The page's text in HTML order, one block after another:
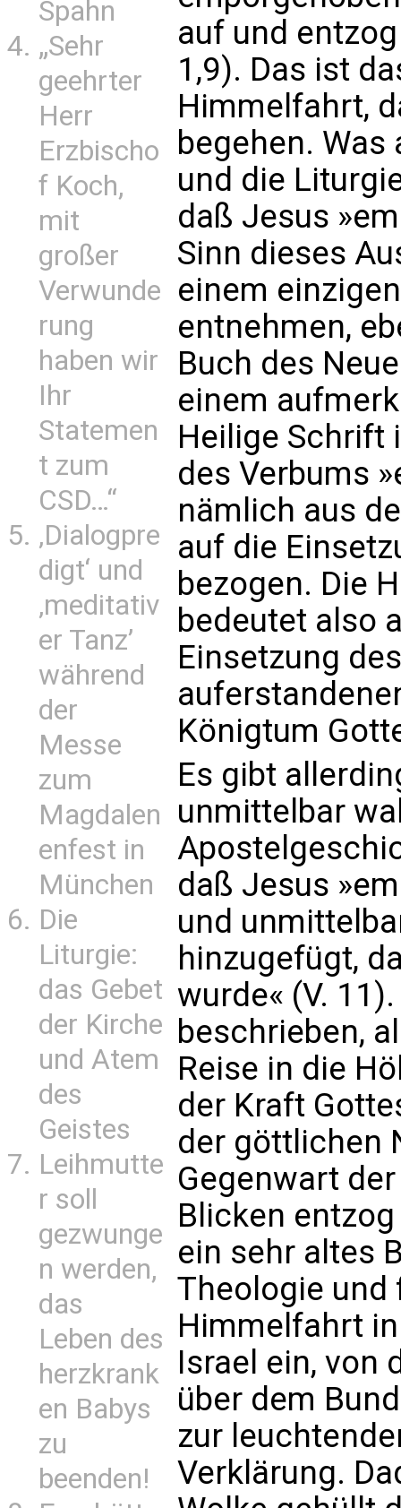
Spahn
„Sehr
geehrter
Herr
Erzbischo
f Koch,
mit
großer
Verwunde
rung
haben wir
Ihr
Statemen
t zum
CSD…“
‚Dialogpre
digt‘ und
‚meditativ
er Tanz’
während
der
Messe
zum
Magdalen
enfest in
München
Die
Liturgie:
das Gebet
der Kirche
und Atem
des
Geistes
Leihmutte
r soll
gezwunge
n werden,
das
Leben des
herzkrank
en Babys
zu
beenden!
auf und
1,9). Das ist
Himmelfahrt,
begehen.
und die
daß Jesus
Sinn dieses
einem
entnehmen,
Buch des
einem
Heilige Schrift
des Verbums
nämlich aus
auf die
bezogen. Die
bedeutet also
Einsetzung
Königtum
Es gibt
unmittelbar
daß Jesus
und
hinzugefügt,
wurde« (V.
beschrieben,
Reise in die
der Kraft
der göttlichen
Gegenwart
Blicken
ein sehr altes
Theologie und
Himmelfahrt
Israel ein, von
über dem
zur
Verklärung.